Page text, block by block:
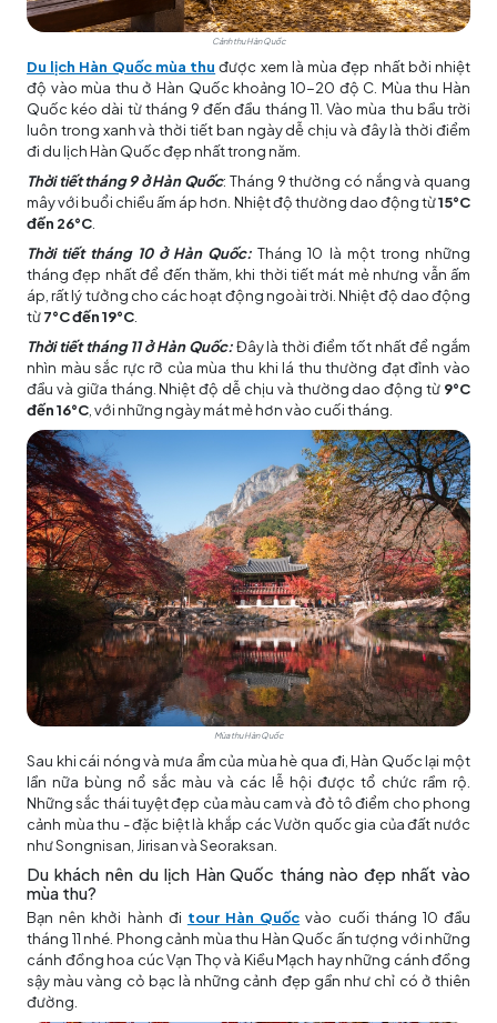
Cảnh thu Hàn Quốc
Du lịch Hàn Quốc mùa thu được xem là mùa đẹp nhất bởi nhiệt
độ vào mùa thu ở Hàn Quốc khoảng 10-20 độ C. Mùa thu Hàn
Quốc kéo dài từ tháng 9 đến đầu tháng 11. Vào mùa thu bầu trời
luôn trong xanh và thời tiết ban ngày dễ chịu và đây là thời điểm
đi du lịch Hàn Quốcđẹp nhất trong năm.
Thời tiết tháng 9 ở Hàn Quốc: Tháng 9 thường có nắng và quang
mây với buổi chiều ấm áp hơn. Nhiệt độ thường dao động từ15°C
đến 26°C
Thời tiết tháng 10 ở Hàn Quốc: Tháng 10 là một trong những
tháng đẹp nhất để đến thăm, khi thời tiết mát mẻ nhưng vẫn ấm
áp, rất lý tưởng cho các hoạt động ngoài trời. Nhiệt độ dao động
từ7°C đến 19°C
Thời tiết tháng 11 ở Hàn Quốc:Đây là thời điểm tốt nhất để ngắm
nhìn màu sắc rực rỡ của mùa thu khi lá thu thường đạt đỉnh vào
đầu và giữa tháng. Nhiệt độ dễ chịu và thường dao động từ 9°C
đến 16°C , với những ngày mát mẻ hơn vào cuối tháng.
Mùa thu Hàn Quốc
Sau khi cái nóng và mưa ẩm của mùa hè qua đi, Hàn Quốc lại một
lần nữa bùng nổ sắc màu và các lễ hội được tổ chức rầm rộ.
Những sắc thái tuyệt đẹp của màu cam và đỏ tô điểm cho phong
cảnh mùa thu - đặc biệt là khắp các Vườn quốc gia của đất nước
như Songnisan, Jirisan và Seoraksan.
Du khách nên du lịch Hàn Quốc tháng nào đẹp nhất vào
mùa thu?
Bạn nên khởi hành đi tour Hàn Quốc vào cuối tháng 10 đầu
tháng 11 nhé. Phong cảnh mùa thu Hàn Quốc ấn tượng với những
cánh đồng hoa cúc Vạn Thọ và Kiều Mạch hay những cánh đồng
sậy màu vàng cỏ bạc là những cảnh đẹp gần như chỉ có ở thiên
đường.